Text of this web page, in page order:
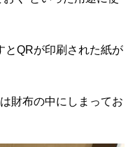
とQRが印刷された紙が
財布の中にしまってお